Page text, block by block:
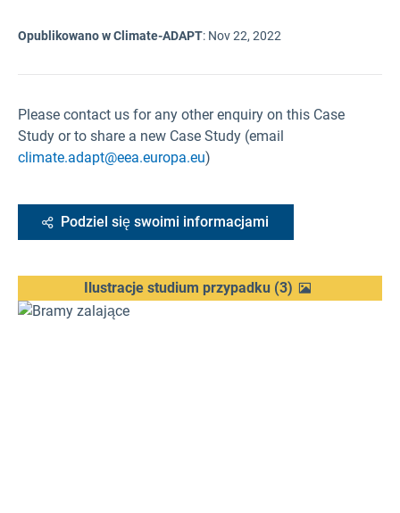
Opublikowano w Climate-ADAPT: Nov 22, 2022
Please contact us for any other enquiry on this Case
Study or to share a new Case Study (email
climate.adapt@eea.europa.eu)
Podziel się swoimi informacjami
Ilustracje studium przypadku(3)